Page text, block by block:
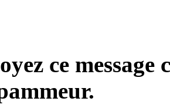
ce message